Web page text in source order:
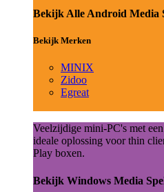
Bekijk Alle Android Media
Bekijk Merken
MINIX
Zidoo
Egreat
Veelzijdige mini-PC's met
ideale oplossing voor thin
Play boxen.
Bekijk Windows Media